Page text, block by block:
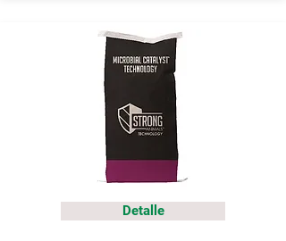
Detalle